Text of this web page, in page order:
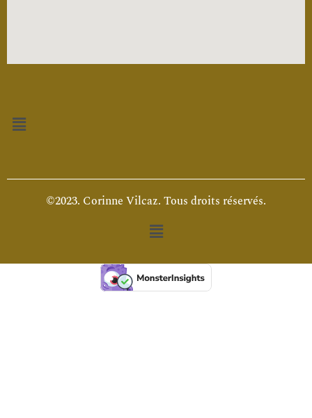
Menu
©2023. Corinne Vilcaz. Tous droits réservés.
Menu